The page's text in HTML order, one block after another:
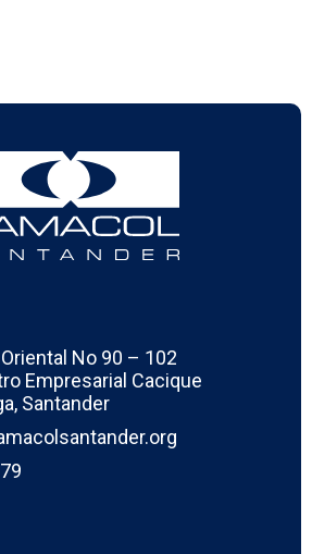
No 90 – 102
Empresarial Cacique
Santander